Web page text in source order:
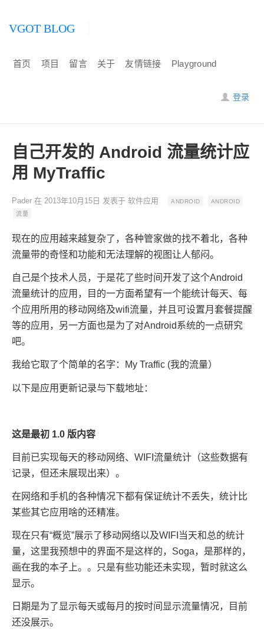
VGOT BLOG
首页 项目 留言 关于 友情链接 Playground
登录
自己开发的 Android 流量统计应
用 MyTraffic
Pader 在 2013年10月15日 发表于 软件应用 ANDROID
ANDROID
流量
现在的应用越来越复杂了，各种管家做的找不着北，各种
流量带的奇怪和功能和无法理解的视图让人郁闷。
自己是个技术人员，于是花了些时间开发了这个Android
流量统计的应用，目的一方面希望有一个能统计每天、每
个应用所用的移动网络及wifi流量，并且可设置月套餐提醒
等的应用，另一方面也是为了对Android系统的一点研究
吧。
我给它取了个简单的名字：My Traffic (我的流量）
以下是应用更新记录与下载地址：
这是最初 1.0 版内容
目前已实现每天的移动网络、WIFI流量统计（这些数据有
记录，但还未展现出来）。
在网络和手机的各种情况下都有保证统计不丢失，统计比
某些其它应用啥的还精准。
现在只有“概览”展示了移动网络以及WIFI当天和总的统计
量，这里我预想中的界面不是这样的，Soga，是那样的，
画在我的本子上。。只是有些功能还未实现，暂时就这么
显示。
日期是为了显示每天或每月的按时间显示流量情况，目前
还没展示。